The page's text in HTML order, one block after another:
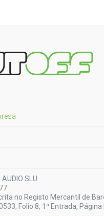
AUDIO SLU
no Registo Mercantil de
Folio 8, 1ª Entrada, Página